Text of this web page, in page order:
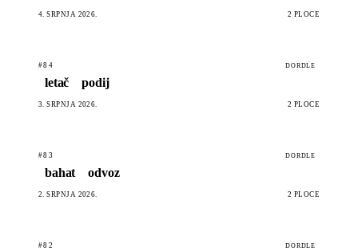
4. SRPNJA 2026. 2 PLOČE
#84 DORDLE
letač podij
3. SRPNJA 2026. 2 PLOČE
#83 DORDLE
bahat odvoz
2. SRPNJA 2026. 2 PLOČE
#82 DORDLE